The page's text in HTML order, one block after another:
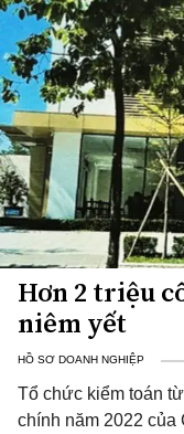
Hơn 2 triệu
niêm yết
HỒ SƠ DOANH NGHIỆP
Tổ chức kiểm toán
chính năm 2022